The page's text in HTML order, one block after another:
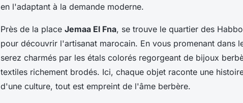
en l'adaptant à la demande moderne.
Près de la place Jemaa El Fna, se trouve le quartier des
pour découvrir l'artisanat marocain. En vous promenant dans
serez charmés par les étals colorés regorgeant de bijoux
textiles richement brodés. Ici, chaque objet raconte une
d'une culture, tout est empreint de l'âme berbère.